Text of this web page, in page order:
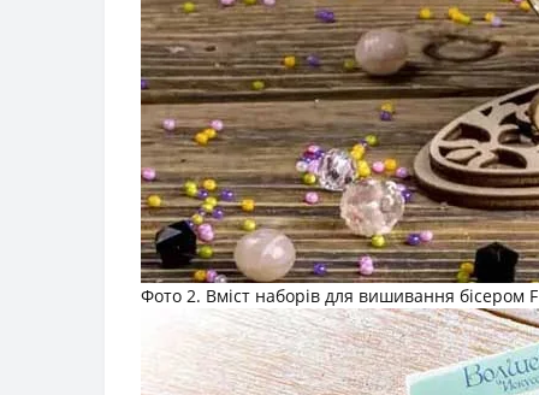
Фото 2. Вміст наборів для вишивання бісером